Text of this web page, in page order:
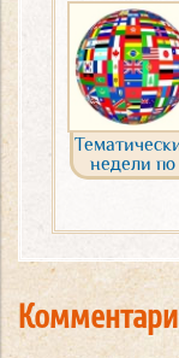
недели по
странам